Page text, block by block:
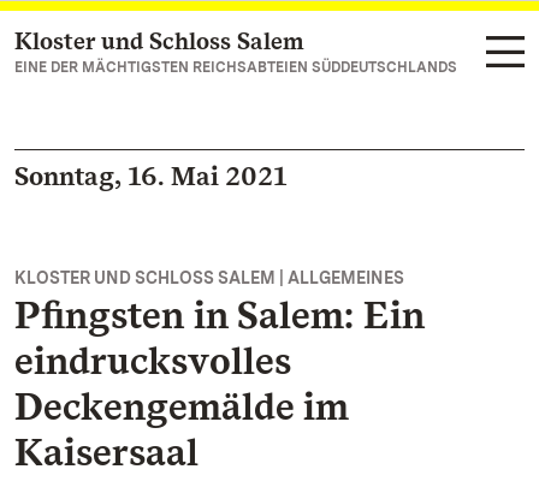
Zum Hauptinhalt springen
Kloster und Schloss Salem
EINE DER MÄCHTIGSTEN REICHSABTEIEN SÜDDEUTSCHLANDS
Sonntag, 16. Mai 2021
KLOSTER UND SCHLOSS SALEM | ALLGEMEINES
Pfingsten in Salem: Ein
eindrucksvolles
Deckengemälde im
Kaisersaal